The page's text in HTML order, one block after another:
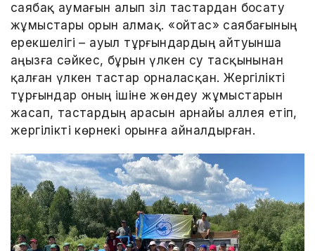
саябақ аумағын алып зіл тастардан босату
жұмыстары орын алмақ. «Қойтас» саябағының
ерекшелігі – ауыл тұрғындардың айтуынша
аңызға сәйкес, бұрын үлкен су тасқынынан
қалған үлкен тастар орналасқан. Жергілікті
тұрғындар оның ішіне жөндеу жұмыстарын
жасап, тастардың арасын арнайы аллея етіп,
жергілікті көрнекі орынға айналдырған.